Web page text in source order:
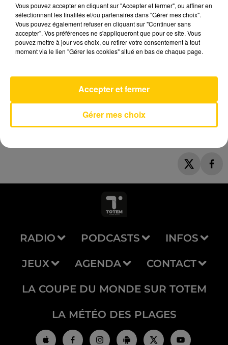
MYLES SMITH & NIALL HORAN
RADIO PODCASTS INFOS
JEUX AGENDA CONTACT
LA COUPE DU MONDE SUR TOTEM
LA MÉTÉO DES PLAGES
Vous pouvez accepter en cliquant sur "Accepter et fermer", ou affiner en
sélectionnant les finalités et/ou partenaires dans "Gérer mes choix".
Vous pouvez également refuser en cliquant sur "Continuer sans
accepter". Vos préférences ne s'appliqueront que pour ce site. Vous
pouvez mettre à jour vos choix, ou retirer votre consentement à tout
moment via le lien "Gérer les cookies" situé en bas de chaque page.
Gérer mes choix
Accepter et fermer